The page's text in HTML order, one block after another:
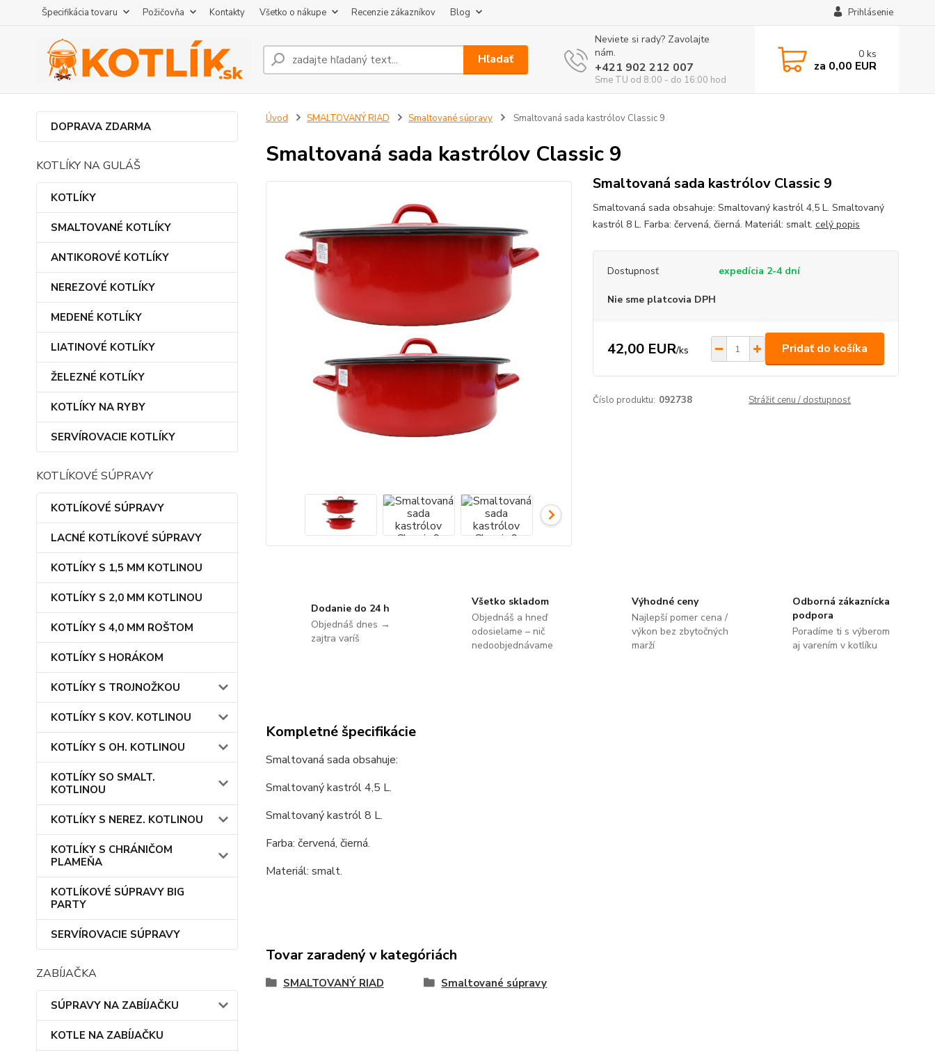
Špecifikácia tovaru Požičovňa Kontakty Všetko o nákupe Recenzie zákazníkov Blog Prihlásenie
Hľadať
Neviete si rady? Zavolajte
nám.
+421 902 212 007
Sme TU od 8:00 - do 16:00 hod
0 ks
za 0,00 EUR
DOPRAVA ZDARMA
KOTLÍKY NA GULÁŠ
KOTLÍKY
SMALTOVANÉ KOTLÍKY
ANTIKOROVÉ KOTLÍKY
NEREZOVÉ KOTLÍKY
MEDENÉ KOTLÍKY
LIATINOVÉ KOTLÍKY
ŽELEZNÉ KOTLÍKY
KOTLÍKY NA RYBY
SERVÍROVACIE KOTLÍKY
KOTLÍKOVÉ SÚPRAVY
KOTLÍKOVÉ SÚPRAVY
LACNÉ KOTLÍKOVÉ SÚPRAVY
KOTLÍKY S 1,5 MM KOTLINOU
KOTLÍKY S 2,0 MM KOTLINOU
KOTLÍKY S 4,0 MM ROŠTOM
KOTLÍKY S HORÁKOM
KOTLÍKY S TROJNOŽKOU
KOTLÍKY S KOV. KOTLINOU
KOTLÍKY S OH. KOTLINOU
KOTLÍKY SO SMALT.
KOTLINOU
KOTLÍKY S NEREZ. KOTLINOU
KOTLÍKY S CHRÁNIČOM
PLAMEŇA
KOTLÍKOVÉ SÚPRAVY BIG
PARTY
SERVÍROVACIE SÚPRAVY
ZABÍJAČKA
SÚPRAVY NA ZABÍJAČKU
KOTLE NA ZABÍJAČKU
Úvod SMALTOVANÝ RIAD Smaltované súpravy Smaltovaná sada kastrólov Classic 9
Smaltovaná sada kastrólov Classic 9
Smaltovaná sada kastrólov Classic 9
Smaltovaná sada obsahuje: Smaltovaný kastról 4,5 L. Smaltovaný
kastról 8 L. Farba: červená, čierná. Materiál: smalt. celý popis
Dostupnosť expedícia 2-4 dní
Nie sme platcovia DPH
42,00 EUR/ks Pridať do košíka
Číslo produktu: 092738 Strážiť cenu / dostupnosť
Dodanie do 24 h
Objednáš dnes →
zajtra varíš
Všetko skladom
Objednáš a hneď
odosielame – nič
nedoobjednávame
Výhodné ceny
Najlepší pomer cena /
výkon bez zbytočných
marží
Odborná zákaznícka
podpora
Poradíme ti s výberom
aj varením v kotlíku
Kompletné špecifikácie
Smaltovaná sada obsahuje:
Smaltovaný kastról 4,5 L.
Smaltovaný kastról 8 L.
Farba: červená, čierná.
Materiál: smalt.
Tovar zaradený v kategóriách
SMALTOVANÝ RIAD Smaltované súpravy